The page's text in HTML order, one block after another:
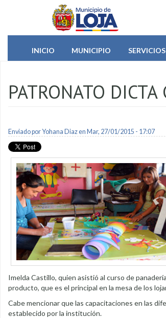
Pasar al contenido principal
INICIO
MUNICIPIO SERVICIOS
PATRONATO
Enviado porYohana Diazen Mar, 27/01/2015 - 17:07
Imelda Castillo, quien asistió al curso de
producto, que es el principal en la mesa de los
Cabe mencionar que las capacitaciones en las
establecido por la institución.